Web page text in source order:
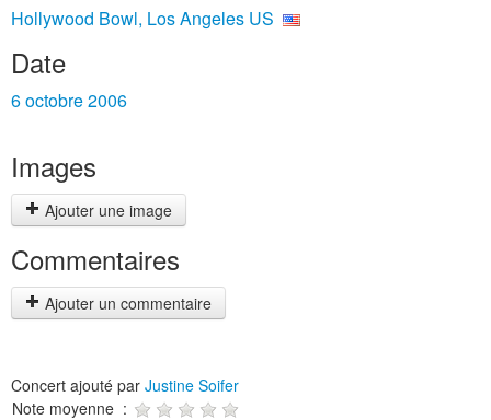
Hollywood Bowl, Los Angeles US
Date
6 octobre 2006
Images
Ajouter une image
Commentaires
Ajouter un commentaire
Concert ajouté par Justine Soifer
Note moyenne :